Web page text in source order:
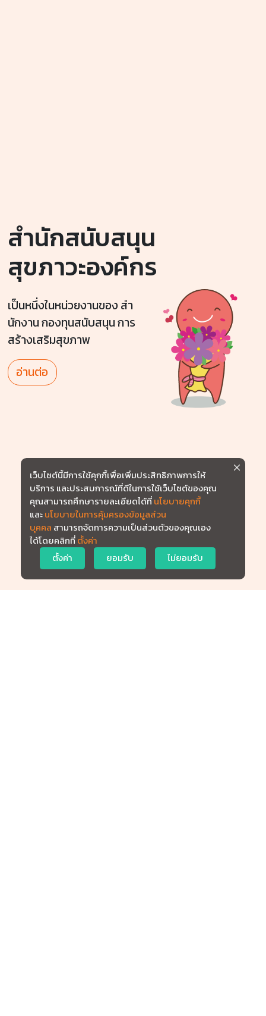
สํานักสนับสนุน
สุขภาวะองค์กร
เป็นหนึ่งในหน่วยงานของ สํา
นักงาน กองทุนสนับสนุน การ
สร้างเสริมสุขภาพ
อ่านต่อ
เว็บไซต์นี้มีการใช้คุกกี้เพื่อเพิ่มประสิทธิภาพการให้
บริการ และประสบการณ์ที่ดีในการใช้เว็บไซต์ของคุณ
คุณสามารถศึกษารายละเอียดได้ที่นโยบายคุกกี้
และนโยบายในการคุ้มครองข้อมูลส่วน
บุคคล สามารถจัดการความเป็นส่วนตัวของคุณเอง
ได้โดยคลิกที่ตั้งค่า
ตั้งค่า
ยอมรับ ไม่ยอมรับ